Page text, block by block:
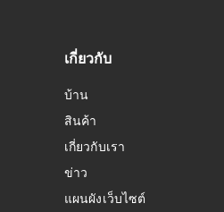
เกี่ยวกับ
บ้าน
สินค้า
เกี่ยวกับเรา
ข่าว
แผนผังเว็บไซต์